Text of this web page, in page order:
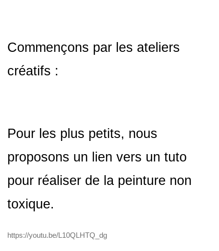
Commençons par les ateliers
créatifs :
Pour les plus petits, nous
proposons un lien vers un tuto
pour réaliser de la peinture non
toxique.
https://youtu.be/L10QLHTQ_dg